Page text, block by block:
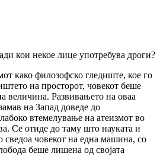
кои некое лице употребува дроги?
како филозофско гледиште, кое го
на просторот, човекот беше
величина. Развивањето на оваа
на Запад доведе до
втемелување на атеизмот во
Се отиде до таму што науката и
сведоа човекот на една машина, со
беше лишена од својата